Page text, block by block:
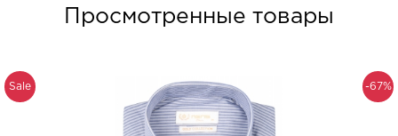
Просмотренные товары
-67%
Sale